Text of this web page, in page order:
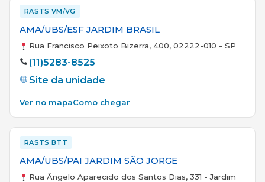
RASTS VM/VG
AMA/UBS/ESF JARDIM BRASIL
Rua Francisco Peixoto Bizerra, 400, 02222-010 - SP
(11)5283-8525
Site da unidade
Ver no mapaComo chegar
RASTS BTT
AMA/UBS/PAI JARDIM SÃO JORGE
Rua Ângelo Aparecido dos Santos Dias, 331 - Jardim